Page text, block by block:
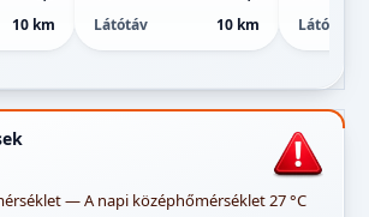
10 km
Látótáv
10 km
Látótáv
— A napi középhőmérséklet 27 °C